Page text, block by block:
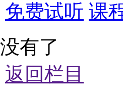
免费试听 课
有了
返回栏目